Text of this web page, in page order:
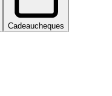
Cadeaucheques